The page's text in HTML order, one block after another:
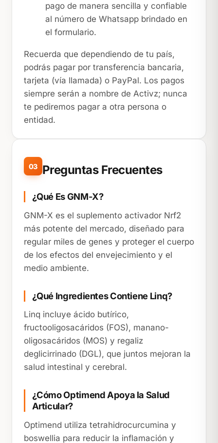
pago de manera sencilla y confiable
al número de Whatsapp brindado en
el formulario.
Recuerda que dependiendo de tu país,
podrás pagar por transferencia bancaria,
tarjeta (vía llamada) o PayPal. Los pagos
siempre serán a nombre de Activz; nunca
te pediremos pagar a otra persona o
entidad.
03 Preguntas Frecuentes
¿Qué Es GNM-X?
GNM-X es el suplemento activador Nrf2
más potente del mercado, diseñado para
regular miles de genes y proteger el cuerpo
de los efectos del envejecimiento y el
medio ambiente.
¿Qué Ingredientes Contiene Linq?
Linq incluye ácido butírico,
fructooligosacáridos (FOS), manano-
oligosacáridos (MOS) y regaliz
deglicirrinado (DGL), que juntos mejoran la
salud intestinal y cerebral.
¿Cómo Optimend Apoya la Salud
Articular?
Optimend utiliza tetrahidrocurcumina y
boswellia para reducir la inflamación y